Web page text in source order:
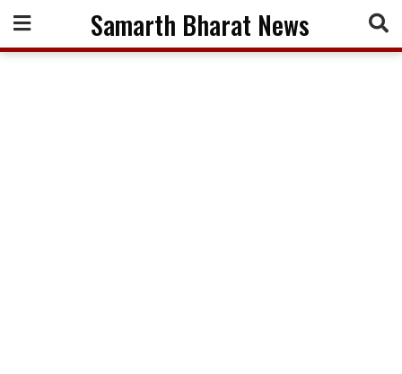
content
Samarth Bharat News